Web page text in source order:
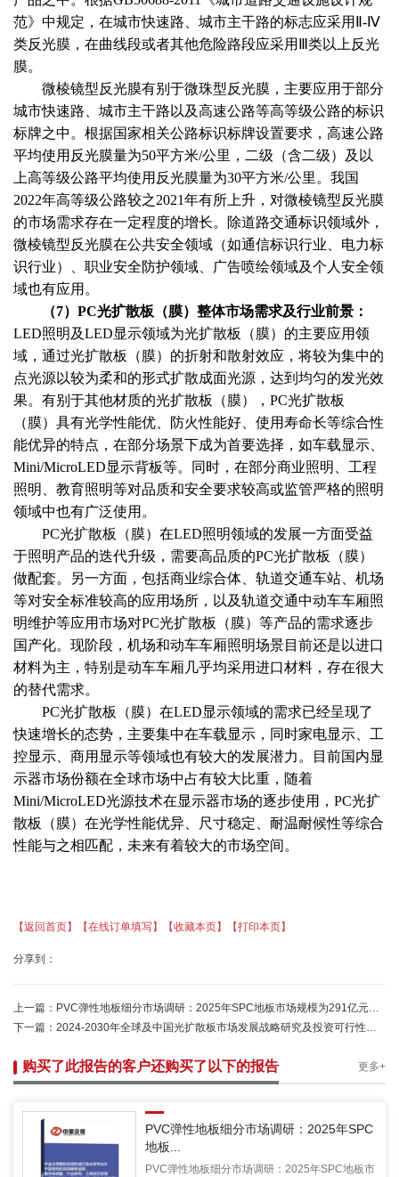
范》中规定，在城市快速路、城市主干路的标志应采用Ⅱ-Ⅳ
类反光膜，在曲线段或者其他危险路段应采用Ⅲ类以上反光
膜。
微棱镜型反光膜有别于微珠型反光膜，主要应用于部分
城市快速路、城市主干路以及高速公路等高等级公路的标识
标牌之中。根据国家相关公路标识标牌设置要求，高速公路
平均使用反光膜量为50平方米/公里，二级（含二级）及以
上高等级公路平均使用反光膜量为30平方米/公里。我国
2022年高等级公路较之2021年有所上升，对微棱镜型反光膜
的市场需求存在一定程度的增长。除道路交通标识领域外，
微棱镜型反光膜在公共安全领域（如通信标识行业、电力标
识行业）、职业安全防护领域、广告喷绘领域及个人安全领
域也有应用。
（7）PC光扩散板（膜）整体市场需求及行业前景：
LED照明及LED显示领域为光扩散板（膜）的主要应用领
域，通过光扩散板（膜）的折射和散射效应，将较为集中的
点光源以较为柔和的形式扩散成面光源，达到均匀的发光效
果。有别于其他材质的光扩散板（膜），PC光扩散板
（膜）具有光学性能优、防火性能好、使用寿命长等综合性
能优异的特点，在部分场景下成为首要选择，如车载显示、
Mini/MicroLED显示背板等。同时，在部分商业照明、工程
照明、教育照明等对品质和安全要求较高或监管严格的照明
领域中也有广泛使用。
PC光扩散板（膜）在LED照明领域的发展一方面受益
于照明产品的迭代升级，需要高品质的PC光扩散板（膜）
做配套。另一方面，包括商业综合体、轨道交通车站、机场
等对安全标准较高的应用场所，以及轨道交通中动车车厢照
明维护等应用市场对PC光扩散板（膜）等产品的需求逐步
国产化。现阶段，机场和动车车厢照明场景目前还是以进口
材料为主，特别是动车车厢几乎均采用进口材料，存在很大
的替代需求。
PC光扩散板（膜）在LED显示领域的需求已经呈现了
快速增长的态势，主要集中在车载显示，同时家电显示、工
控显示、商用显示等领域也有较大的发展潜力。目前国内显
示器市场份额在全球市场中占有较大比重，随着
Mini/MicroLED光源技术在显示器市场的逐步使用，PC光扩
散板（膜）在光学性能优异、尺寸稳定、耐温耐候性等综合
性能与之相匹配，未来有着较大的市场空间。
【返回首页】 【在线订单填写】 【收藏本页】 【打印本页】
分享到：
上一篇： PVC弹性地板细分市场调研：2025年SPC地板市场规模为291亿元，占比51.69%-中金企信发布
下一篇： 2024-2030年全球及中国光扩散板市场发展战略研究及投资可行性预测咨询报告
购买了此报告的客户还购买了以下的报告 更多+
PVC弹性地板细分市场调研：2025年SPC
地板...
PVC弹性地板细分市场调研：2025年SPC地板市